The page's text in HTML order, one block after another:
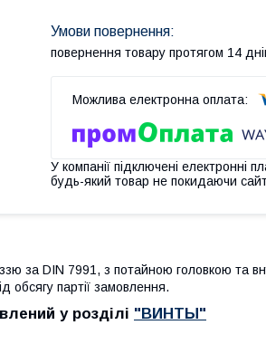
повернення товару протягом 14
У компанії підключені електронні
будь-який товар не покидаючи
за DIN 7991, з потайною головкою та
обсягу партії замовлення.
у розділі "ВИНТЫ"